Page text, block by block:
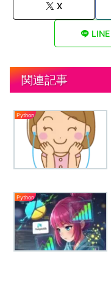
X
LINE
関連記事
Python
Python